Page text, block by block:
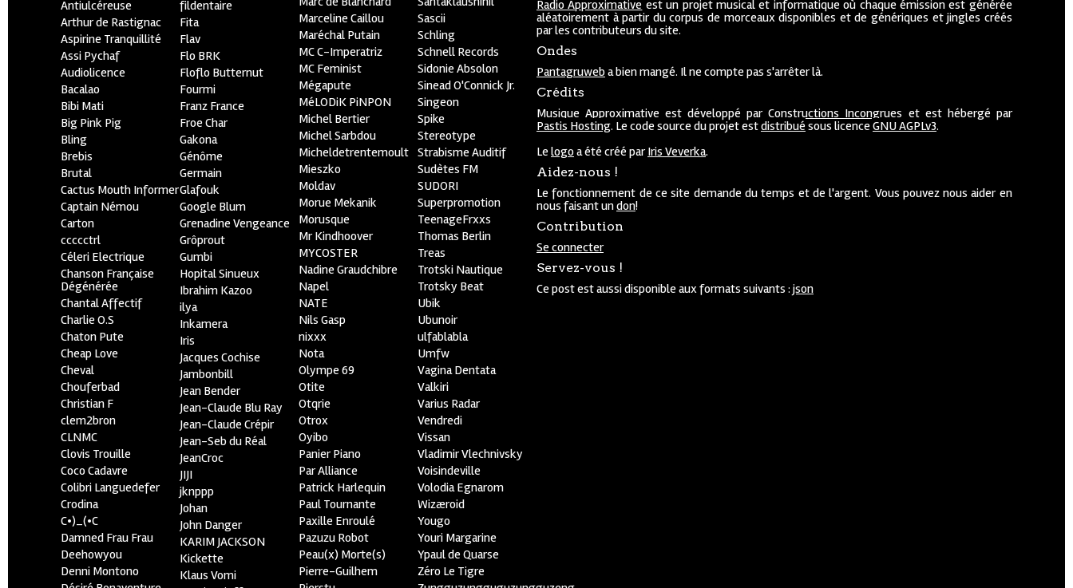
Radio Approximative est un projet musical et informatique où chaque émission est générée
aléatoirement à partir du corpus de morceaux disponibles et de génériques et jingles créés
par les contributeurs du site.
Ondes
Pantagruweba bien mangé. Il ne compte pas s'arrêter là.
Crédits
Musique Approximative est développé parConstructions Incongrues et est hébergé par
Pastis Hosting. Le code source du projet estdistribué sous licence GNU AGPLv3.
Le logoa été créé par Iris Veverka.
Aidez-nous !
Le fonctionnement de ce site demande du temps et de l'argent. Vous pouvez nous aider en
nous faisant undon!
Contribution
Se connecter
Servez-vous !
Ce post est aussi disponible aux formats suivants : json
Antiulcéreuse
Arthur de Rastignac
Aspirine Tranquillité
Assi Pychaf
Audiolicence
Bacalao
Bibi Mati
Big Pink Pig
Bling
Brebis
Brutal
Cactus Mouth Informer
Captain Némou
Carton
ccccctrl
Céleri Electrique
Chanson Française
Dégénérée
Chantal Affectif
Charlie O.S
Chaton Pute
Cheap Love
Cheval
Chouferbad
Christian F
clem2bron
CLNMC
Clovis Trouille
Coco Cadavre
Colibri Languedefer
Crodina
C•)_(•C
Damned Frau Frau
Deehowyou
Denni Montono
fildentaire
Fita
Flav
Flo BRK
Floflo Butternut
Fourmi
Franz France
Froe Char
Gakona
Génôme
Germain
Glafouk
Google Blum
Grenadine Vengeance
Grôprout
Gumbi
Hopital Sinueux
Ibrahim Kazoo
ilya
Inkamera
Iris
Jacques Cochise
Jambonbill
Jean Bender
Jean-Claude Blu Ray
Jean-Claude Crépir
Jean-Seb du Réal
JeanCroc
JIJI
jknppp
Johan
John Danger
KARIM JACKSON
Kickette
Klaus Vomi
Marceline Caillou
Maréchal Putain
MC C-Imperatriz
MC Feminist
Mégapute
MéLODiK PiNPON
Michel Bertier
Michel Sarbdou
Micheldetrentemoult
Mieszko
Moldav
Morue Mekanik
Morusque
Mr Kindhoover
MYCOSTER
Nadine Graudchibre
Napel
NATE
Nils Gasp
nixxx
Nota
Olympe 69
Otite
Otqrie
Otrox
Oyibo
Panier Piano
Par Alliance
Patrick Harlequin
Paul Tournante
Paxille Enroulé
Pazuzu Robot
Peau(x) Morte(s)
Pierre-Guilhem
Sascii
Schling
Schnell Records
Sidonie Absolon
Sinead O'Connick Jr.
Singeon
Spike
Stereotype
Strabisme Auditif
Sudètes FM
SUDORI
Superpromotion
TeenageFrxxs
Thomas Berlin
Treas
Trotski Nautique
Trotsky Beat
Ubik
Ubunoir
ulfablabla
Umfw
Vagina Dentata
Valkiri
Varius Radar
Vendredi
Vissan
Vladimir Vlechnivsky
Voisindeville
Volodia Egnarom
Wizæroid
Yougo
Youri Margarine
Ypaul de Quarse
Zéro Le Tigre